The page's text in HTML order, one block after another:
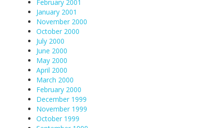
February 2001
January 2001
November 2000
October 2000
July 2000
June 2000
May 2000
April 2000
March 2000
February 2000
December 1999
November 1999
October 1999